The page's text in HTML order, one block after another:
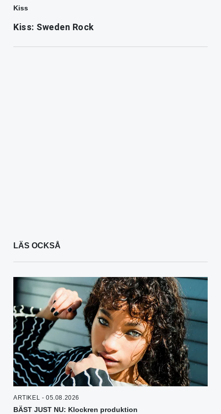
Kiss
Kiss: Sweden Rock
LÄS OCKSÅ
ARTIKEL - 05.08.2026
BÄST JUST NU: Klockren produktion